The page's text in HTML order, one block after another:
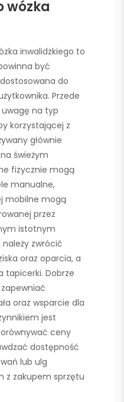
wózka
inwalidzkiego to
być
do
Przede
na typ
korzystającej z
głównie
świeżym
fizycznie mogą
manualne,
mobilne mogą
przez
istotnym
zwrócić
oraz oparcia, a
tapicerki. Dobrze
oraz wsparcie dla
jest
ceny
dostępność
lub ulg
z zakupem sprzętu